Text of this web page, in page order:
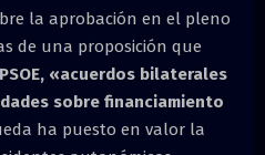
la aprobación en el pleno
de una proposición que
«acuerdos bilaterales
sobre financiamiento
ha puesto en valor la